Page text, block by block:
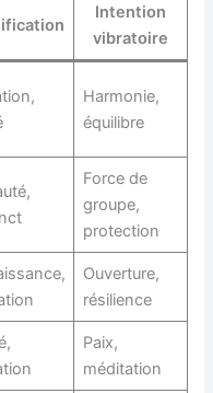
Intention
vibratoire
Harmonie,
équilibre
Force de
groupe,
protection
Ouverture,
résilience
Paix,
méditation